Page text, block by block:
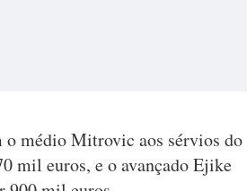
o médio Mitrovic aos sérvios do
mil euros, e o avançado Ejike